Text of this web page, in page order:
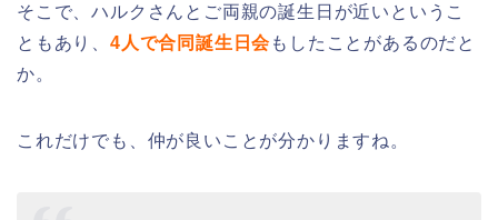
そこで、ハルクさんとご両親の誕生日が近いというこ
ともあり、 4人で合同誕生日会もしたことがあるのだと
か。
これだけでも、仲が良いことが分かりますね。